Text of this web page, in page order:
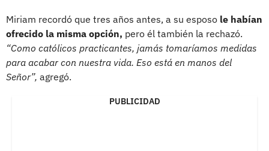
Miriam recordó que tres años antes, a su esposo le habían
ofrecido la misma opción, pero él también la rechazó.
“Como católicos practicantes, jamás tomaríamos medidas
para acabar con nuestra vida. Eso está en manos del
Señor”, agregó.
PUBLICIDAD